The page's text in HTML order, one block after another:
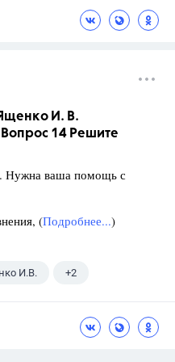
И. В.
14 Решите
Нужна ваша помощь с
(Подробнее...)
И.В. +2